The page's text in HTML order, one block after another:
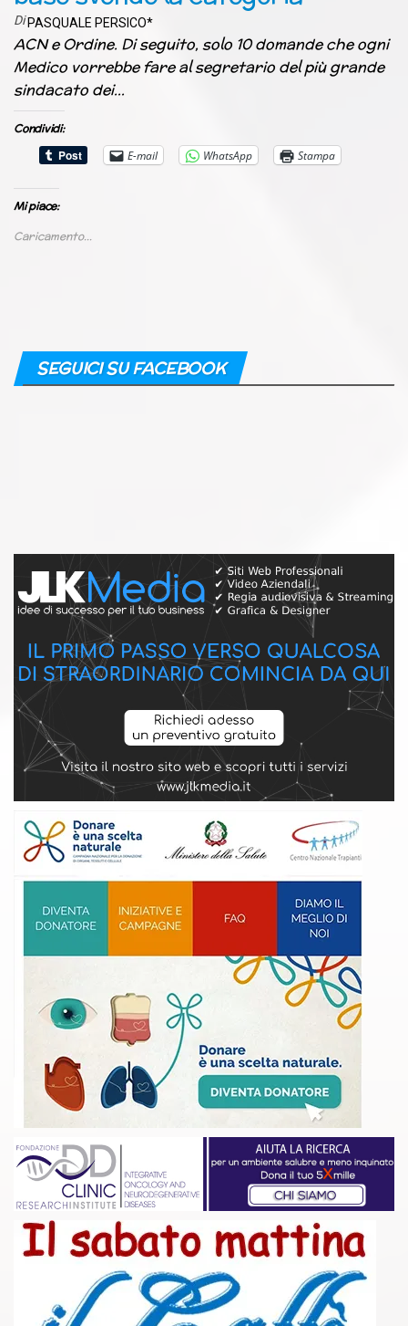
Di PASQUALE PERSICO*
ACN e Ordine. Di seguito, solo 10 domande che ogni
Medico vorrebbe fare al segretario del più grande
sindacato dei…
Condividi:
E-mail
WhatsApp Stampa
Mi piace:
Caricamento...
SEGUICI SU FACEBOOK